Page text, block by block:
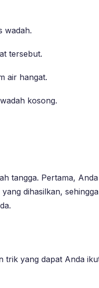
wadah.
tersebut.
air hangat.
kosong.
tangga. Pertama,
dihasilkan,
trik yang dapat Anda